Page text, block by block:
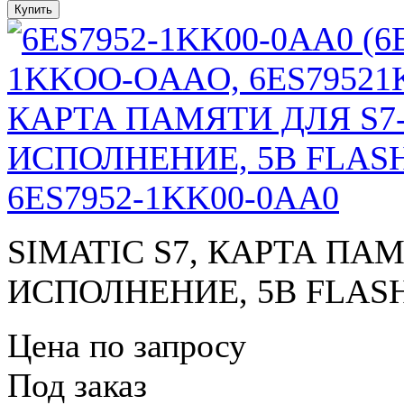
6ES7952-1KK00-0AA0
SIMATIC S7, КАРТА
ИСПОЛНЕНИЕ, 5В
Цена по запросу
Под заказ